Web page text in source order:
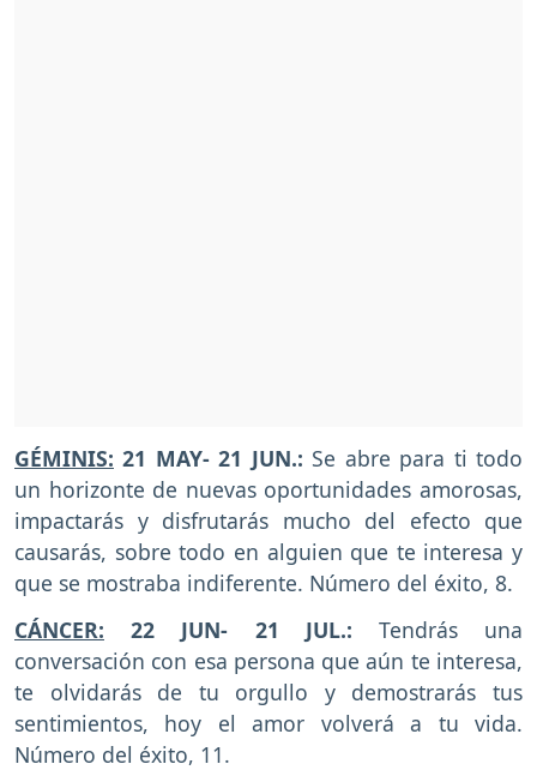
GÉMINIS: 21 MAY- 21 JUN.: Se abre para ti todo
un horizonte de nuevas oportunidades amorosas,
impactarás y disfrutarás mucho del efecto que
causarás, sobre todo en alguien que te interesa y
que se mostraba indiferente. Número del éxito, 8.
CÁNCER: 22 JUN- 21 JUL.: Tendrás una
conversación con esa persona que aún te interesa,
te olvidarás de tu orgullo y demostrarás tus
sentimientos, hoy el amor volverá a tu vida.
Número del éxito, 11.